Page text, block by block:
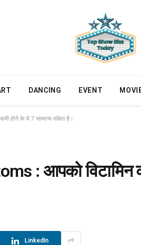
DANCING EVENT
होने के ये 7 सामान्य संकेत है।
: आपको विटामिन
LinkedIn